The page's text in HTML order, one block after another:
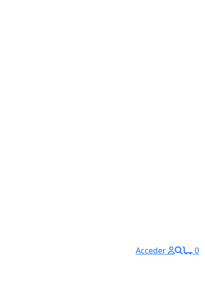
Acceder 0